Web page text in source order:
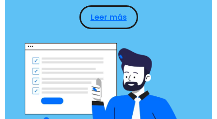
Leer más